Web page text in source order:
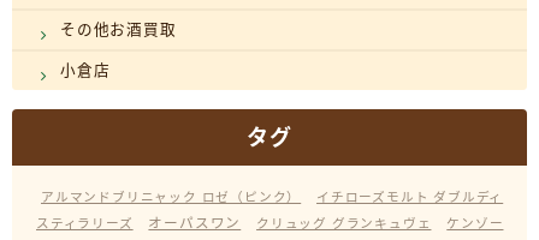
その他お酒買取
小倉店
タグ
アルマンドブリニャック ロゼ（ピンク）
イチローズモルト ダブルディ
スティラリーズ
オーパスワン クリュッグ グランキュヴェ
ケンゾー